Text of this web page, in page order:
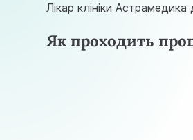
Лікар клініки
Як проходить